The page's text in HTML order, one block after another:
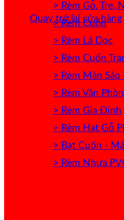
Quay trở lại cửa hàng
> Rèm Gỗ, Tre,
> Rèm Cuốn
> Rèm Lá Dọc
> Rèm Cuốn
> Rèm Màn
> Rèm Văn
> Rèm Gia Đình
> Rèm Hạt Gỗ
> Bạt Cuốn -
> Rèm Nhựa